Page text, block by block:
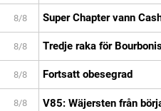
8/8 Super Chapter vann
8/8 Tredje raka för
8/8 Fortsatt obesegrad
8/8 V85: Wäjersten från